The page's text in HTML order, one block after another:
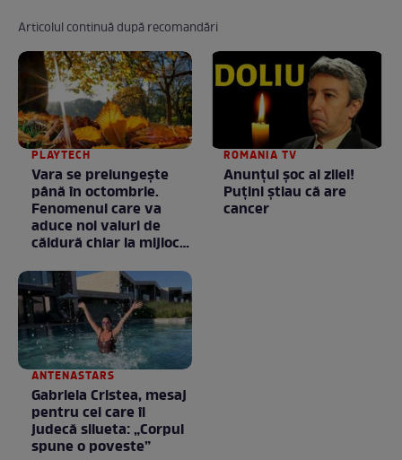
Articolul continuă după recomandări
PLAYTECH
Vara se prelungeşte
până în octombrie.
Fenomenul care va
aduce noi valuri de
căldură chiar la mijlocul
ROMANIA TV
Anunţul şoc al zilei!
Puţini ştiau că are
cancer
ANTENASTARS
Gabriela Cristea, mesaj
pentru cei care îi
judecă silueta: „Corpul
spune o poveste”